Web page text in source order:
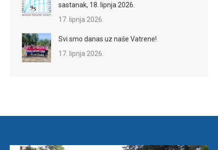
sastanak, 18. lipnja 2026.
17. lipnja 2026.
Svi smo danas uz naše Vatrene!
17. lipnja 2026.